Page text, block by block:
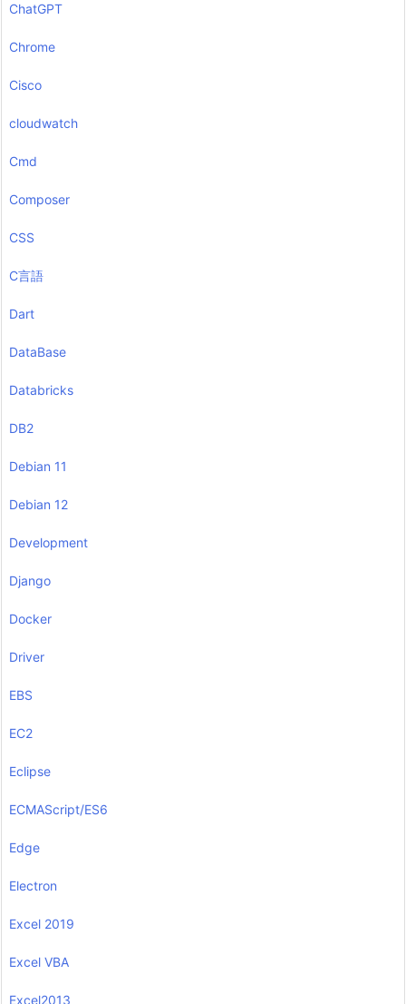
ChatGPT
Chrome
Cisco
cloudwatch
Cmd
Composer
CSS
C言語
Dart
DataBase
Databricks
DB2
Debian 11
Debian 12
Development
Django
Docker
Driver
EBS
EC2
Eclipse
ECMAScript/ES6
Edge
Electron
Excel 2019
Excel VBA
Excel2013